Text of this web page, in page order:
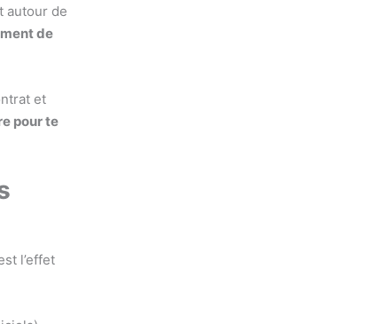
autour de
de
et
pour te
l’effet